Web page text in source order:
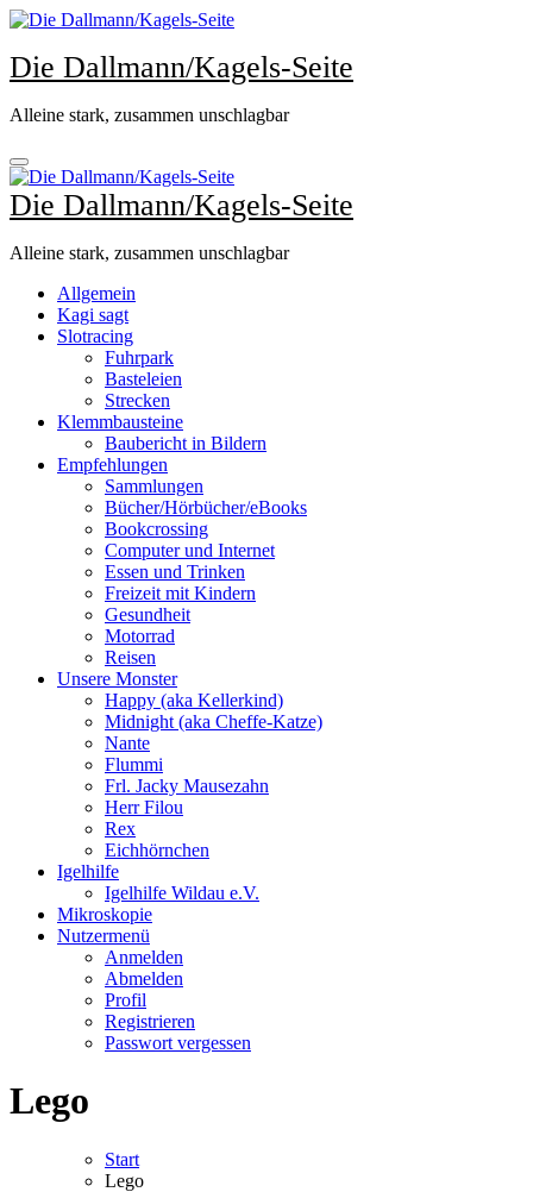
Zum
springen
Die Dallmann/Kagels-Seite
Alleine stark, zusammen unschlagbar
Die Dallmann/Kagels-Seite
Alleine stark, zusammen unschlagbar
Allgemein
Kagi sagt
Slotracing
Fuhrpark
Basteleien
Strecken
Klemmbausteine
Baubericht in Bildern
Empfehlungen
Sammlungen
Bücher/Hörbücher/eBooks
Bookcrossing
Computer und Internet
Essen und Trinken
Freizeit mit Kindern
Gesundheit
Motorrad
Reisen
Unsere Monster
Happy (aka Kellerkind)
Midnight (aka Cheffe-Katze)
Nante
Flummi
Frl. Jacky Mausezahn
Herr Filou
Rex
Eichhörnchen
Igelhilfe
Igelhilfe Wildau e.V.
Mikroskopie
Nutzermenü
Anmelden
Abmelden
Profil
Registrieren
Passwort vergessen
Lego
Start
Lego